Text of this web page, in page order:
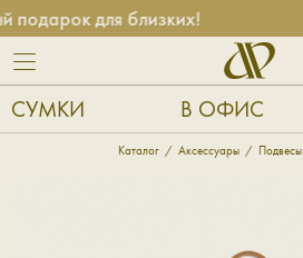
для близких!
СУМКИ В ОФИС
Каталог Аксессуары Подвесы